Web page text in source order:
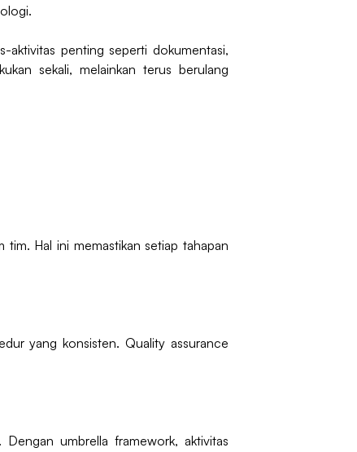
aktivitas penting seperti dokumentasi,
sekali, melainkan terus berulang
tim. Hal ini memastikan setiap tahapan
yang konsisten. Quality assurance
umbrella framework, aktivitas